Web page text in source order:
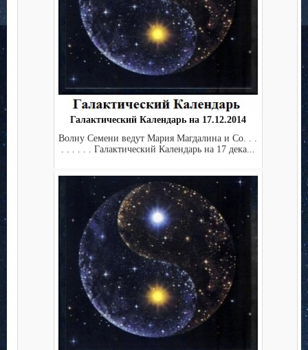
Галактический Календарь на 17.12.2014
Волну Семени ведут Мария Магдалина и Co. . .
. . . . . . Галактический Календарь на 17 дека...